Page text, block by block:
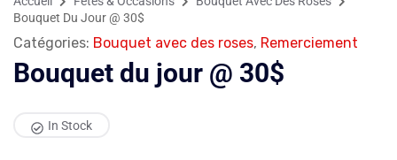
Bouquet Du Jour @ 30$
Catégories: Bouquet avec des roses, Remerciement
Bouquet du jour @ 30$
In Stock